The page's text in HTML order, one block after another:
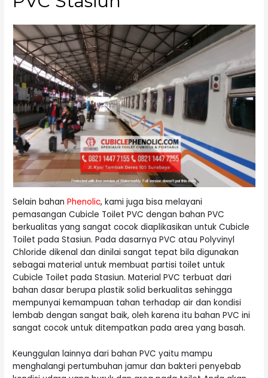
Selain bahanPhenolic, kami juga bisa melayani
pemasangan Cubicle Toilet PVC dengan bahan PVC
berkualitas yang sangat cocok diaplikasikan untuk Cubicle
Toilet pada Stasiun. Pada dasarnya PVC atau Polyvinyl
Chloride dikenal dan dinilai sangat tepat bila digunakan
sebagai material untuk membuat partisi toilet untuk
Cubicle Toilet pada Stasiun. Material PVC terbuat dari
bahan dasar berupa plastik solid berkualitas sehingga
mempunyai kemampuan tahan terhadap air dan kondisi
lembab dengan sangat baik, oleh karena itu bahan PVC ini
sangat cocok untuk ditempatkan pada area yang basah.
Keunggulan lainnya dari bahan PVC yaitu mampu
menghalangi pertumbuhan jamur dan bakteri penyebab